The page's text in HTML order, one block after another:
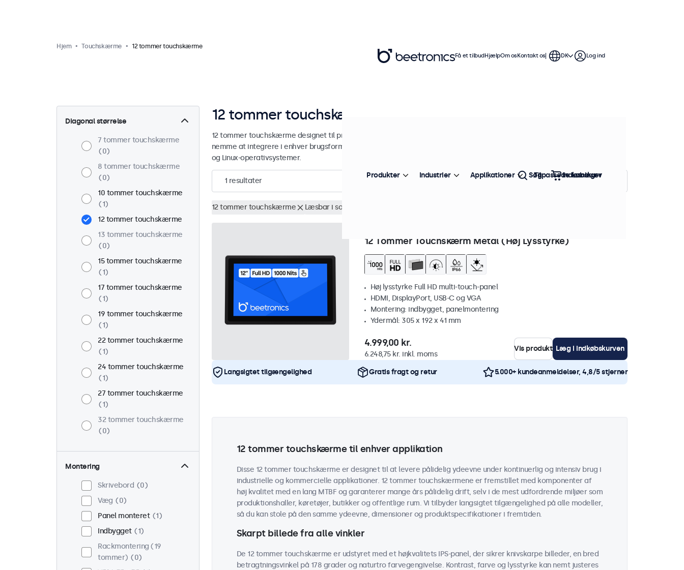
Hjem Touchskærme 12 tommer touchskærme
Diagonal størrelse
7 tommer touchskærme
0
8 tommer touchskærme
0
10 tommer touchskærme
1
12 tommer touchskærme
13 tommer touchskærme
0
15 tommer touchskærme
1
17 tommer touchskærme
1
19 tommer touchskærme
1
22 tommer touchskærme
1
24 tommer touchskærme
1
27 tommer touchskærme
1
32 tommer touchskærme
0
Montering
Skrivebord
0
Væg
0
Panel monteret
1
Indbygget
1
Rackmontering (19
tommer)
0
12 tommer touchskærme
12 tommer touchskærme designet til professionel og kontinuerlig brug. Disse 12-tommer touchskærme er
nemme at integrere i enhver brugsform og ethvert miljø og er kompatible med Windows, macOS, ChromeOS
og Linux-operativsystemer.
1 resultater Sorter efter: Popularitet
12 tommer touchskærme Læsbar i sollys
12 Tommer Touchskærm Metal (Høj Lysstyrke)
Høj lysstyrke Full HD multi-touch-panel
HDMI, DisplayPort, USB-C og VGA
Montering: indbygget, panelmontering
Ydermål: 305 x 192 x 41 mm
4.999,00 kr.
6.248,75 kr. inkl. moms
Vis produkt Læg i indkøbskurven
Langsigtet tilgængelighed Gratis fragt og retur 5.000+ kundeanmeldelser, 4,8/5 stjerner
12 tommer touchskærme til enhver applikation
Disse 12 tommer touchskærme er designet til at levere pålidelig ydeevne under kontinuerlig og intensiv brug i
industrielle og kommercielle applikationer. 12 tommer touchskærmene er fremstillet med komponenter af
høj kvalitet med en lang MTBF og garanterer mange års pålidelig drift, selv i de mest udfordrende miljøer som
produktionshaller, køretøjer, butikker og offentlige rum. Vi tilbyder langsigtet tilgængelighed på alle modeller,
så du kan stole på den samme ydeevne, dimensioner og produktspecifikationer i fremtiden.
Skarpt billede fra alle vinkler
De 12 tommer touchskærme er udstyret med et højkvalitets IPS-panel, der sikrer knivskarpe billeder, en bred
betragtningsvinkel på 178 grader og naturtro farvegengivelse. Kontrast, farve og lysstyrke kan nemt justeres
Få et tilbudHjælpOm osKontakt os DK Log ind
Produkter Industrier Applikationer Tilpassede løsninger
Søg Indkøbskurv